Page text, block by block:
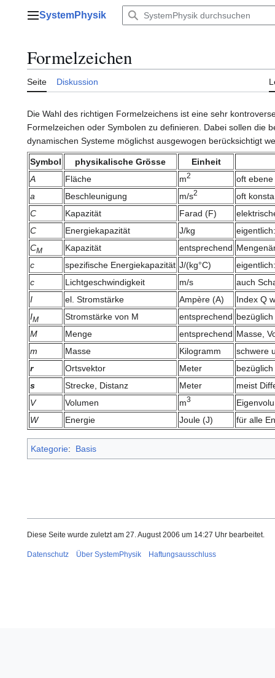
Hauptmenü
SystemPhysik
Formelzeichen
Seite Diskussion
Die Wahl des richtigen Formelzeichens ist eine sehr
Formelzeichen oder Symbolen zu definieren. Dabei sollen die
dynamischen Systeme möglichst ausgewogen berücksichtigt
Symbol physikalische Grösse
Einheit
A
Fläche m2
oft
a
Beschleunigung m/s2
oft
C
Kapazität Farad (F)
C
Energiekapazität J/kg
CM Kapazität entsprechend
c
spezifische Energiekapazität J/(kg°C)
c
Lichtgeschwindigkeit m/s
auch
I
el. Stromstärke Ampère (A)
Index Q
IM Stromstärke von M entsprechend
M
Menge entsprechend Masse,
m
Masse Kilogramm
schwere
r
Ortsvektor Meter
s
Strecke, Distanz Meter
meist
V
Volumen m3
W
Energie Joule (J) für alle
Kategorie: Basis
Diese Seite wurde zuletzt am 27. August 2006 um 14:27 Uhr bearbeitet.
Datenschutz Über SystemPhysik Haftungsausschluss